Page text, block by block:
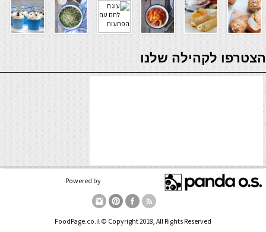
verde casino
הצטרפו לקהילה שלנו
Powered by
FoodPage.co.il © Copyright 2018, All Rights Reserved